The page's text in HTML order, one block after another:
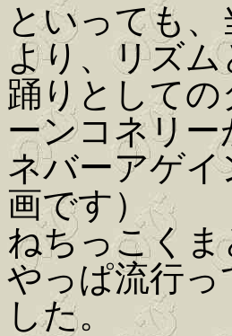
といっても
より、リズ
踊りとして
ーンコネリ
ネバーアゲ
画です）
ねちっこく
やっぱ流行っ
した。